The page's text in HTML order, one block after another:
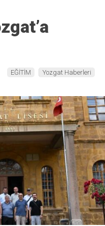
EĞİTİM Yozgat Haberleri